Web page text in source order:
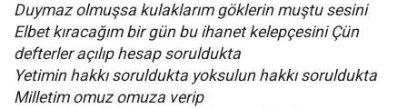
Duymaz olmuşsa kulaklarım göklerin muştu sesini
Elbet kıracağım bir gün bu ihanet kelepçesini Çün
defterler açılıp hesap soruldukta
Yetimin hakkı soruldukta yoksulun hakkı soruldukta
Milletim omuz omuza verip